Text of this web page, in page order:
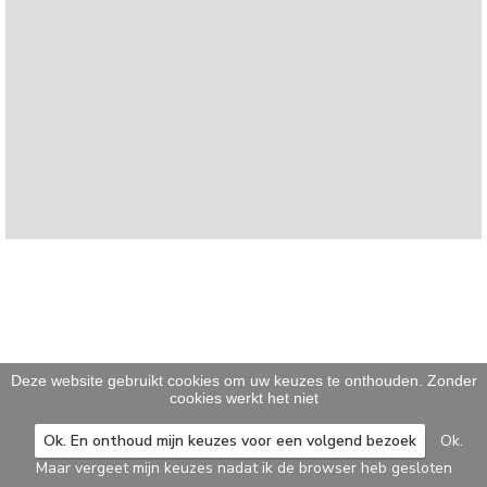
Deze website gebruikt cookies om uw keuzes te onthouden. Zonder
cookies werkt het niet
Ok. En onthoud mijn keuzes voor een volgend bezoek
Ok.
Maar vergeet mijn keuzes nadat ik de browser heb gesloten